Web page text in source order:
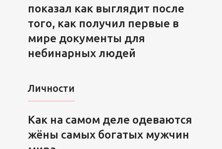
показал как выглядит после
того, как получил первые в
мире документы для
небинарных людей
Личности
Как на самом деле одеваются
жёны самых богатых мужчин